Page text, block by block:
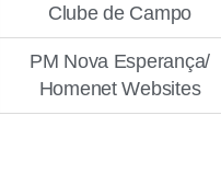
Clube de Campo
PM Nova Esperança/
Homenet Websites